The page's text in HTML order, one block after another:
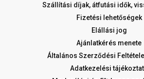
Szállítási díjak, átfutási idők,
Fizetési lehetőségek
Elállási jog
Ajánlatkérés menete
Általános Szerződési
Adatkezelési